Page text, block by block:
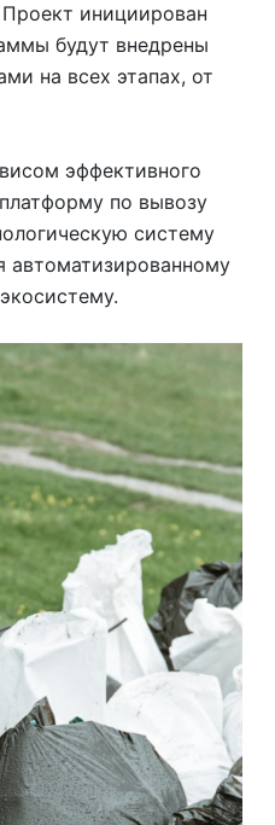
инициирован
будут внедрены
на всех этапах, от
эффективного
по вывозу
систему
автоматизированному